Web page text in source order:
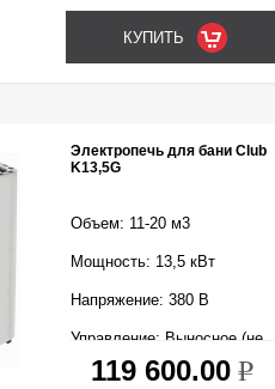
Электропечь для бани Club
K13,5G
Объем: 11-20 м3
Мощность: 13,5 кВт
Напряжение: 380 В
Управление: Выносное (не
входит в комплект)
119 600.00 k